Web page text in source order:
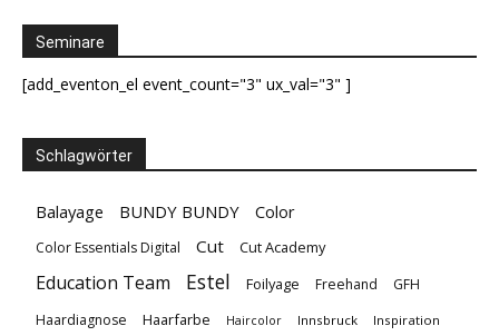
Seminare
[add_eventon_el event_count="3" ux_val="3" ]
Schlagwörter
Balayage BUNDY BUNDY Color
Color Essentials Digital Cut Cut Academy
Education Team Estel Foilyage Freehand
GFH
Haardiagnose
Haarfarbe Haircolor Innsbruck Inspiration